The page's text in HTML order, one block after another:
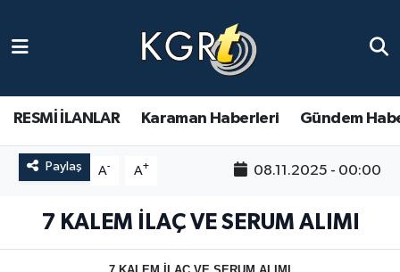
RESMİ İLANLAR Karaman Haberleri Gündem
Paylaş A- A+ 08.11.2025 - 00:00
7 KALEM İLAÇ VE SERUM ALIMI
Gündem Haberleri
Güncel Haberler
Asayiş Haberleri